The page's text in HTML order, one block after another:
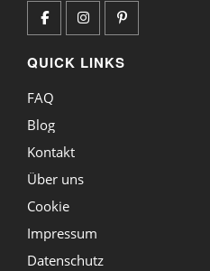
QUICK LINKS
FAQ
Blog
Kontakt
Über uns
Cookie
Impressum
Datenschutz